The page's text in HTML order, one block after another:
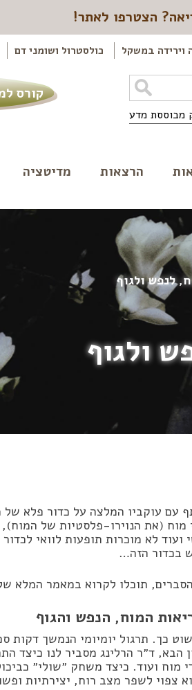
הצטרפו לאתר!
וירידה במשקל כולסטרול ושומני דם
מבוססת מדע
קורס
הרצאות מדיטציה
לנפש ולגוף
ולגוף
עם עוקביו המלצה על כדור פלא
מוח (את הנוירו-פלסטיות של
לא מוכרות תופעות לוואי לכדור
בכדור הזה…
תוכלו לקרוא במאמר המלא
המוח, הנפש והגוף
כך. תרגול יומיומי הנמשך דקות
ד״ר הרלינג מסביר לנו כיצד
מוח ועוד. כיצד משחק ״שולי״
צפוי לשפר מצב רוח, יצירתיות